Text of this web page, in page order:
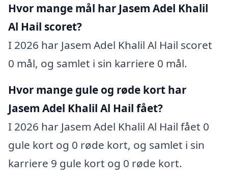
Hvor mange mål har Jasem Adel Khalil
Al Hail scoret?
I 2026 har Jasem Adel Khalil Al Hail scoret
0 mål, og samlet i sin karriere 0 mål.
Hvor mange gule og røde kort har
Jasem Adel Khalil Al Hail fået?
I 2026 har Jasem Adel Khalil Al Hail fået 0
gule kort og 0 røde kort, og samlet i sin
karriere 9 gule kort og 0 røde kort.